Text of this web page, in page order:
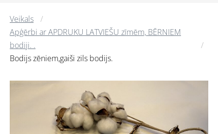
Veikals
Apģērbi ar APDRUKU LATVIEŠU zīmēm, BĒRNIEM
bodiji. .
Bodijs zēniem,gaiši zils bodijs.